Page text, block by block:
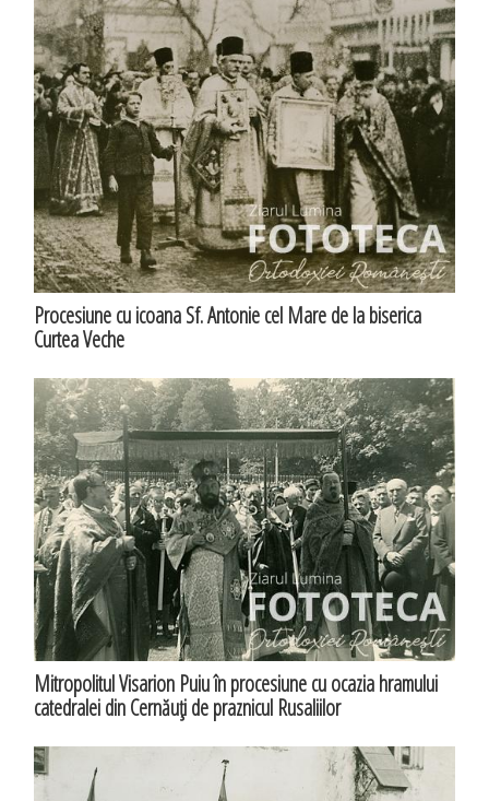
Procesiune cu icoana Sf. Antonie cel Mare de la biserica
Curtea Veche
Mitropolitul Visarion Puiu în procesiune cu ocazia hramului
catedralei din Cernăuţi de praznicul Rusaliilor